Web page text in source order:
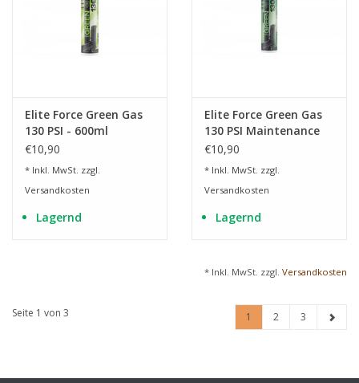
Elite Force Green Gas
130 PSI - 600ml
€10,90
* Inkl. MwSt. zzgl.
Versandkosten
Lagernd
Elite Force Green Gas
130 PSI Maintenance
mit Silikonöl - 600ml
€10,90
* Inkl. MwSt. zzgl.
Versandkosten
Lagernd
* Inkl. MwSt. zzgl. Versandkosten
Seite 1 von 3 1 2 3